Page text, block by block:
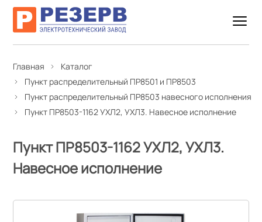
Главная
Каталог
Пункт распределительный ПР8501 и ПР8503
Пункт распределительный ПР8503 навесного исполнения
Пункт ПР8503-1162 УХЛ2, УХЛ3. Навесное исполнение
Пункт ПР8503-1162 УХЛ2, УХЛ3.
Навесное исполнение